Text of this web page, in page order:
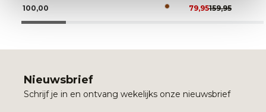
100,00
159,95
79,95
Nieuwsbrief
Schrijf je in en ontvang wekelijks onze nieuwsbrief